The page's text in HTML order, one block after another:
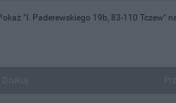
"I. Paderewskiego 19b, 83-110 Tczew"